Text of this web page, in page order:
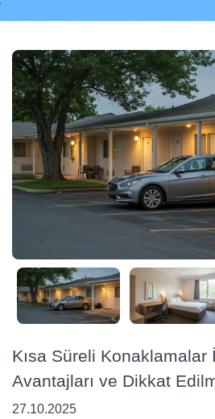
Kısa Süreli Konaklamalar
Avantajları ve Dikkat
27.10.2025